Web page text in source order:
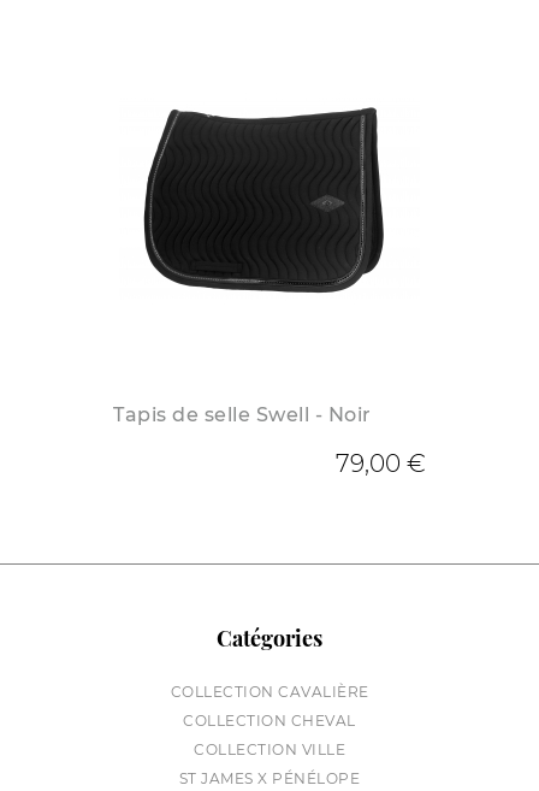
Tapis de selle Swell - Noir
79,00 €
Catégories
COLLECTION CAVALIÈRE
COLLECTION CHEVAL
COLLECTION VILLE
ST JAMES X PÉNÉLOPE